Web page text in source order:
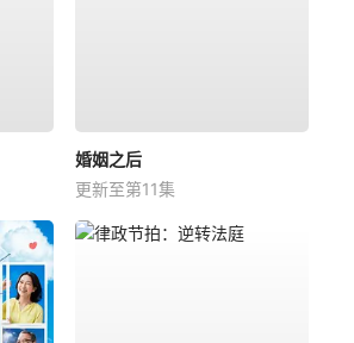
婚姻之后
更新至第11集